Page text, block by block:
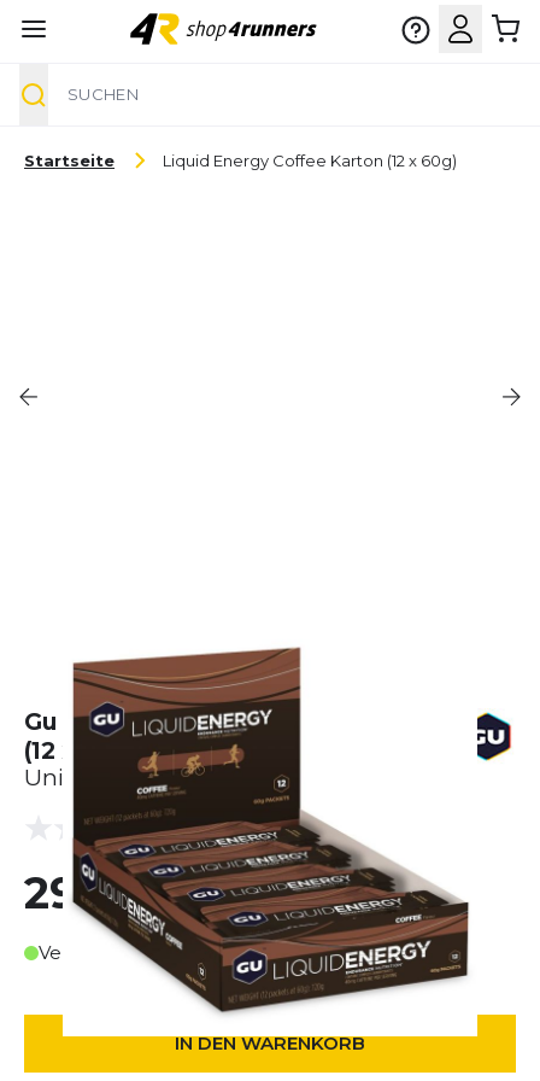
Startseite Liquid Energy Coffee Karton (12 x 60g)
Gu Liquid Energy Coffee Karton
(12 x 60g)
Unisex
0.0 (0 Bewertungen)
29,99 €
Verfügbar in ca. 3-4 Werktagen
IN DEN WARENKORB